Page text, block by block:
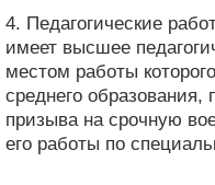
4. Педагогические
имеет высшее
местом работы
среднего образования,
призыва на срочную
его работы по